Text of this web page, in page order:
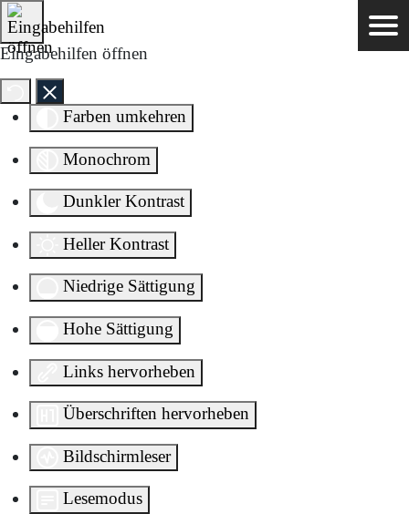
Eingabehilfen öffnen
Farben umkehren
Monochrom
Dunkler Kontrast
Heller Kontrast
Niedrige Sättigung
Hohe Sättigung
Links hervorheben
Überschriften hervorheben
Bildschirmleser
Lesemodus
Direkt zum Inhalt springen